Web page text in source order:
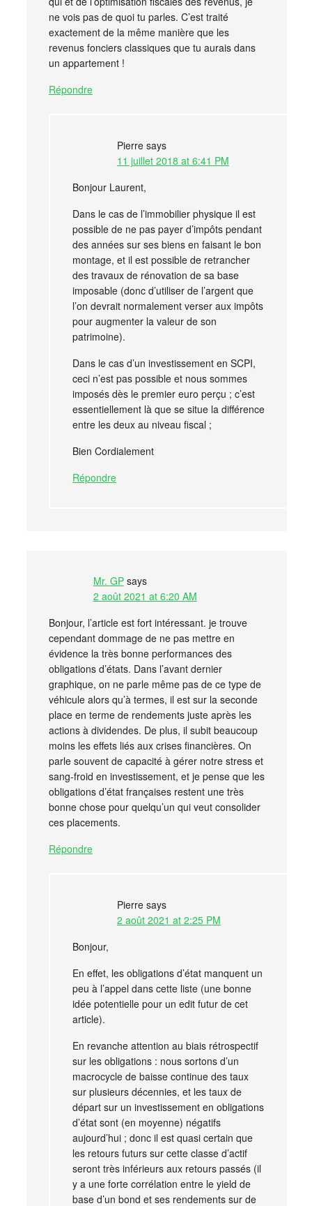
ne vois pas de quoi tu parles. C’est traité
exactement de la même manière que les
revenus fonciers classiques que tu aurais dans
un appartement !
Répondre
Pierre says
11 juillet 2018 at 6:41 PM
Bonjour Laurent,
Dans le cas de l’immobilier physique il est
possible de ne pas payer d’impôts pendant
des années sur ses biens en faisant le bon
montage, et il est possible de retrancher
des travaux de rénovation de sa base
imposable (donc d’utiliser de l’argent que
l’on devrait normalement verser aux impôts
pour augmenter la valeur de son
patrimoine).
Dans le cas d’un investissement en SCPI,
ceci n’est pas possible et nous sommes
imposés dès le premier euro perçu ; c’est
essentiellement là que se situe la différence
entre les deux au niveau fiscal ;
Bien Cordialement
Répondre
Mr. GP says
2 août 2021 at 6:20 AM
Bonjour, l’article est fort intéressant. je trouve
cependant dommage de ne pas mettre en
évidence la très bonne performances des
obligations d’états. Dans l’avant dernier
graphique, on ne parle même pas de ce type de
véhicule alors qu’à termes, il est sur la seconde
place en terme de rendements juste après les
actions à dividendes. De plus, il subit beaucoup
moins les effets liés aux crises financières. On
parle souvent de capacité à gérer notre stress et
sang-froid en investissement, et je pense que les
obligations d’état françaises restent une très
bonne chose pour quelqu’un qui veut consolider
ces placements.
Répondre
Pierre says
2 août 2021 at 2:25 PM
Bonjour,
En effet, les obligations d’état manquent un
peu à l’appel dans cette liste (une bonne
idée potentielle pour un edit futur de cet
article).
En revanche attention au biais rétrospectif
sur les obligations : nous sortons d’un
macrocycle de baisse continue des taux
sur plusieurs décennies, et les taux de
départ sur un investissement en obligations
d’état sont (en moyenne) négatifs
aujourd’hui ; donc il est quasi certain que
les retours futurs sur cette classe d’actif
seront très inférieurs aux retours passés (il
y a une forte corrélation entre le yield de
base d’un bond et ses rendements sur de